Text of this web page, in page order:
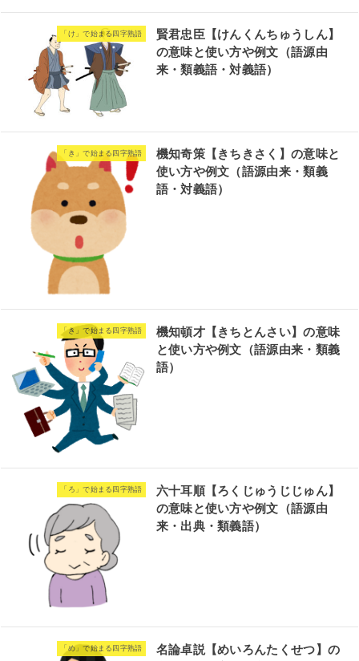
「け」で始まる四字熟語
賢君忠臣【けんくんちゅうしん】
の意味と使い方や例文（語源由
来・類義語・対義語）
「き」で始まる四字熟語
機知奇策【きちきさく】の意味と
使い方や例文（語源由来・類義
語・対義語）
「き」で始まる四字熟語
機知頓才【きちとんさい】の意味
と使い方や例文（語源由来・類義
語）
「ろ」で始まる四字熟語
六十耳順【ろくじゅうじじゅん】
の意味と使い方や例文（語源由
来・出典・類義語）
「め」で始まる四字熟語
名論卓説【めいろんたくせつ】の